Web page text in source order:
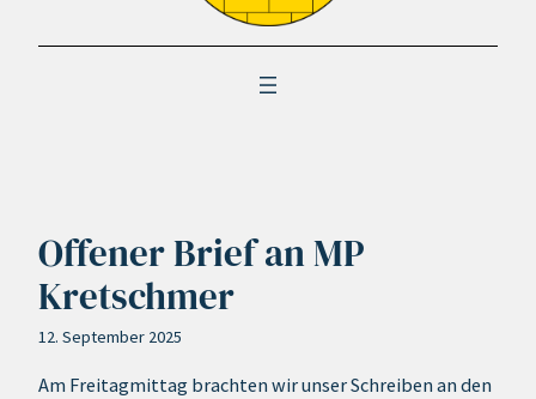
Offener Brief an MP
Kretschmer
12. September 2025
Am Freitagmittag brachten wir unser Schreiben an den